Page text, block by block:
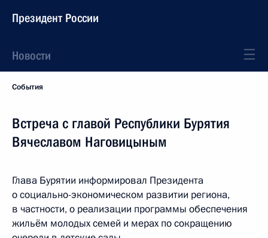
Президент России
Новости
События
Встреча с главой Республики Бурятия
Вячеславом Наговицыным
Глава Бурятии информировал Президента
о социально-экономическом развитии региона,
в частности, о реализации программы обеспечения
жильём молодых семей и мерах по сокращению